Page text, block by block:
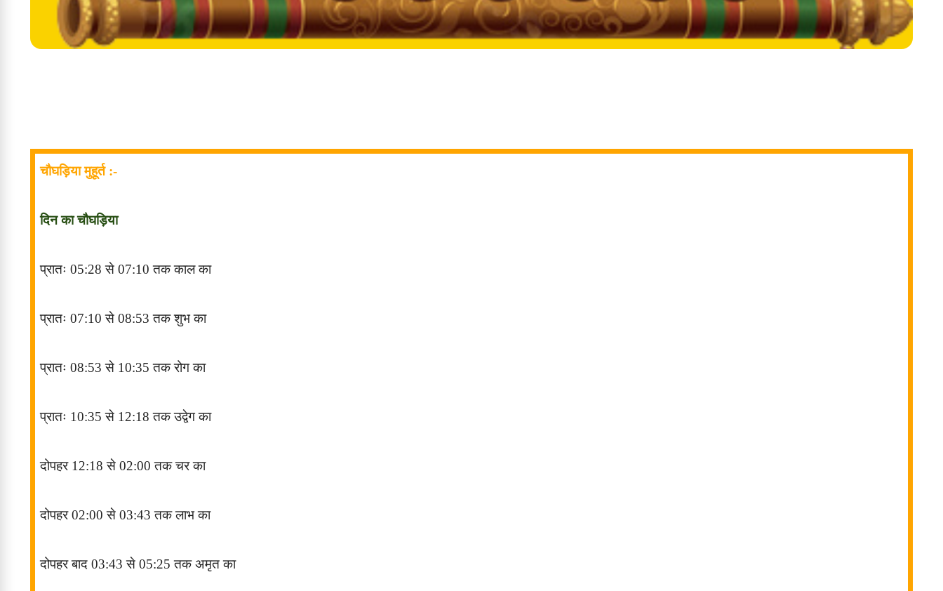
चौघड़िया मुहूर्त :-
दिन का चौघड़िया
प्रातः 05:28से 07:10तक काल का
प्रातः 07:10से 08:53तक शुभ का
प्रातः 08:53से 10:35तक रोग का
प्रातः 10:35से 12:18तक उद्वेग का
दोपहर 12:18से 02:00तक चर का
दोपहर02:00से 03:43तक लाभ का
दोपहर बाद 03:43से 05:25तक अमृत का